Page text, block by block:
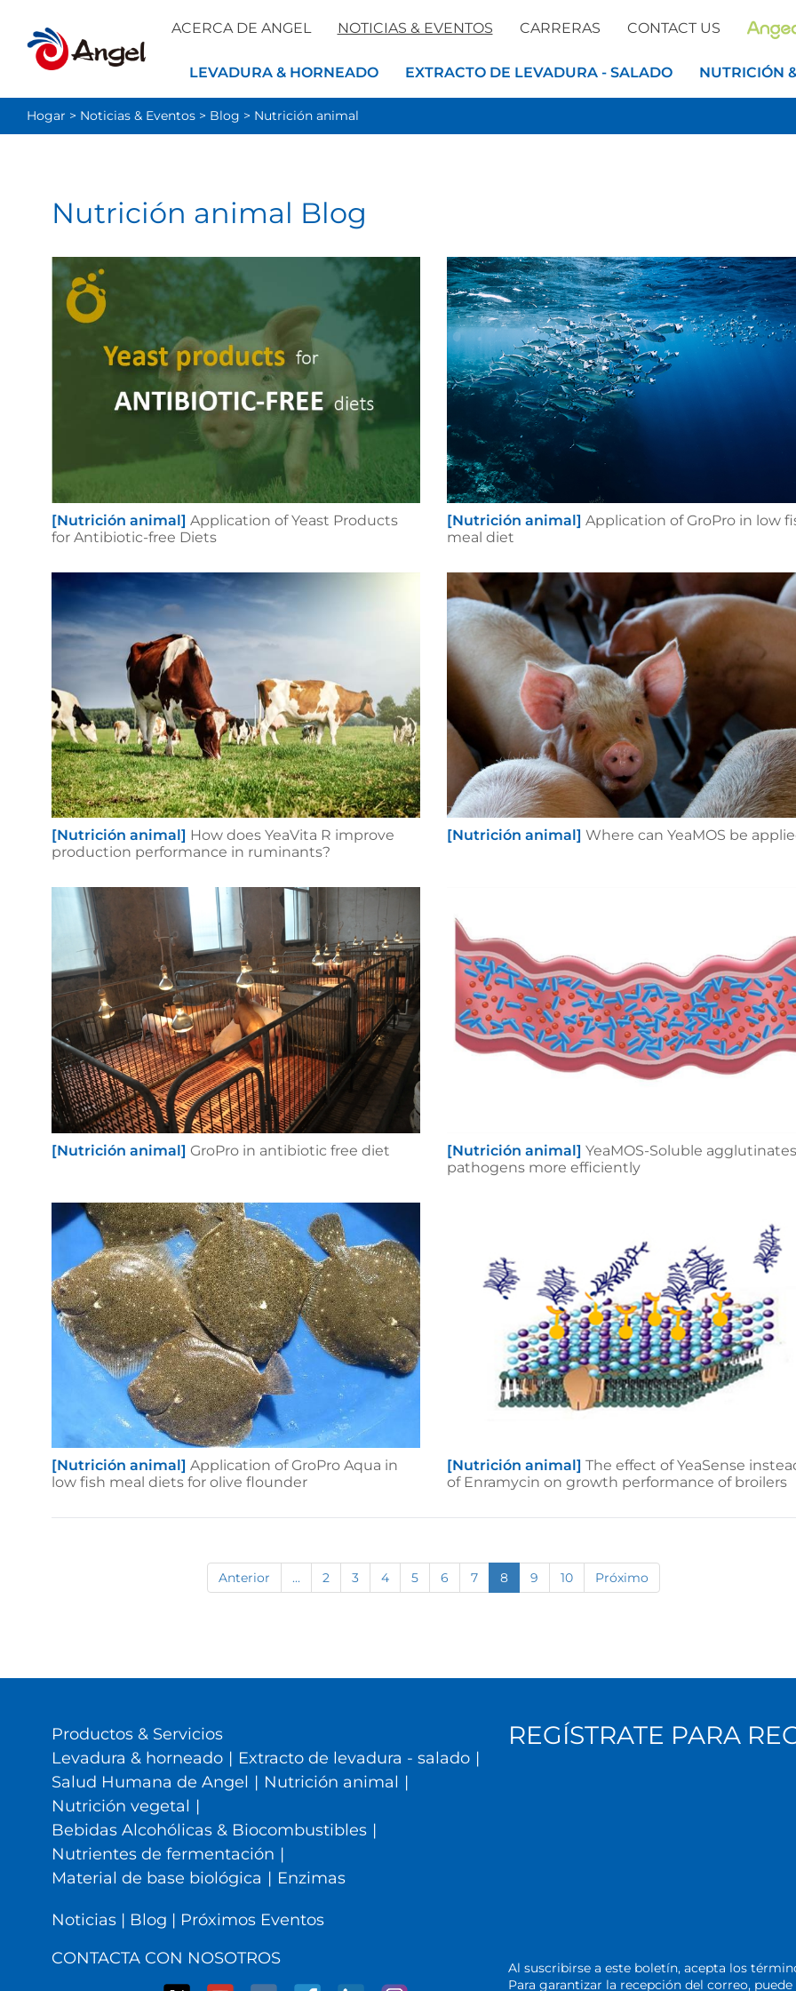
ACERCA DE ANGEL NOTICIAS & EVENTOS CARRERAS CONTACT US
LEVADURA & HORNEADO EXTRACTO DE LEVADURA - SALADO NUTRICIÓN
Hogar > Noticias & Eventos > Blog > Nutrición animal
Nutrición animal Blog
[Nutrición animal] Application of Yeast Products
for Antibiotic-free Diets
[Nutrición animal] Application of GroPro in low
meal diet
[Nutrición animal] How does YeaVita R improve
production performance in ruminants?
[Nutrición animal] Where can YeaMOS be
[Nutrición animal] GroPro in antibiotic free diet [Nutrición animal] YeaMOS-Soluble agglutinates
pathogens more efficiently
[Nutrición animal] Application of GroPro Aqua in
low fish meal diets for olive flounder
[Nutrición animal] The effect of YeaSense
of Enramycin on growth performance of broilers
Anterior ... 2 3 4 5 6 7 8 9 10 Próximo
Productos & Servicios
Levadura & horneado | Extracto de levadura - salado |
Salud Humana de Angel | Nutrición animal |
Nutrición vegetal |
Bebidas Alcohólicas & Biocombustibles |
Nutrientes de fermentación |
Material de base biológica | Enzimas
Noticias | Blog | Próximos Eventos
CONTACTA CON NOSOTROS
REGÍSTRATE PARA
Al suscribirse a este boletín, acepta los
Para garantizar la recepción del correo,